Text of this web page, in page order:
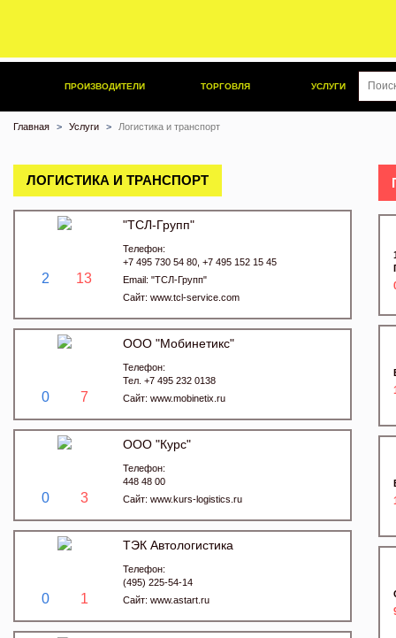
ПРОИЗВОДИТЕЛИ ТОРГОВЛЯ УСЛУГИ
Главная Услуги Логистика и транспорт
ЛОГИСТИКА И ТРАНСПОРТ
2 13
"ТСЛ-Групп"
Телефон:
+7 495 730 54 80, +7 495 152 15 45
Email: "ТСЛ-Групп"
Сайт: www.tcl-service.com
0 7
ООО "Мобинетикс"
Телефон:
Тел. +7 495 232 0138
Сайт: www.mobinetix.ru
0 3
ООО "Курс"
Телефон:
448 48 00
Сайт: www.kurs-logistics.ru
0 1
ТЭК Автологистика
Телефон:
(495) 225-54-14
Сайт: www.astart.ru